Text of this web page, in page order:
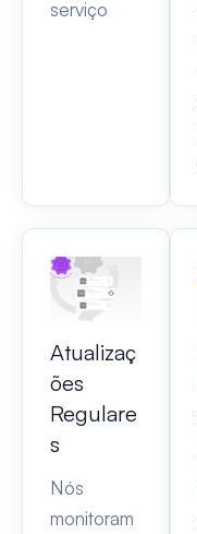
serviço
Atualizaç
ões
Regulare
s
Nós
monitoram